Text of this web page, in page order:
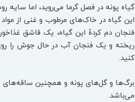
گیاه پونه در فصل گرما می‌روید، اما سایه
این گیاه در خاک‌های مرطوب و غنی از
فنجان دم کردهٔ این گیاه، یک قاشق
کنید.
برگ‌ها و گل‌های پونه و همچنین ساقه‌های
می‌باشد.